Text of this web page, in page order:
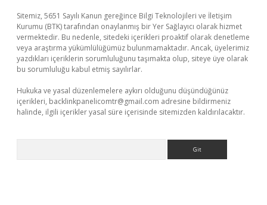
Sitemiz, 5651 Sayılı Kanun gereğince Bilgi Teknolojileri ve İletişim
Kurumu (BTK) tarafından onaylanmış bir Yer Sağlayıcı olarak hizmet
vermektedir. Bu nedenle, sitedeki içerikleri proaktif olarak denetleme
veya araştırma yükümlülüğümüz bulunmamaktadır. Ancak, üyelerimiz
yazdıkları içeriklerin sorumluluğunu taşımakta olup, siteye üye olarak
bu sorumluluğu kabul etmiş sayılırlar.
Hukuka ve yasal düzenlemelere aykırı olduğunu düşündüğünüz
içerikleri, backlinkpanelicomtr@gmail.com adresine bildirmeniz
halinde, ilgili içerikler yasal süre içerisinde sitemizden kaldırılacaktır.